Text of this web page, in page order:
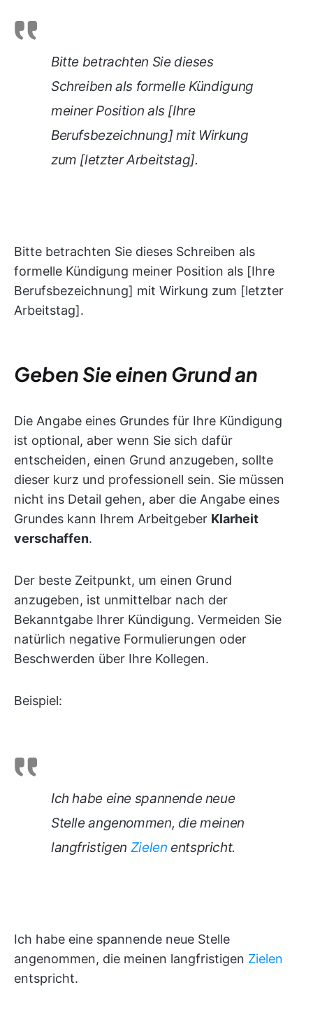
Bitte betrachten Sie dieses
Schreiben als formelle Kündigung
meiner Position als [Ihre
Berufsbezeichnung] mit Wirkung
zum [letzter Arbeitstag].
Bitte betrachten Sie dieses Schreiben als
formelle Kündigung meiner Position als [Ihre
Berufsbezeichnung] mit Wirkung zum [letzter
Arbeitstag].
Geben Sie einen Grund an
Die Angabe eines Grundes für Ihre Kündigung
ist optional, aber wenn Sie sich dafür
entscheiden, einen Grund anzugeben, sollte
dieser kurz und professionell sein. Sie müssen
nicht ins Detail gehen, aber die Angabe eines
Grundes kann Ihrem Arbeitgeber Klarheit
verschaffen.
Der beste Zeitpunkt, um einen Grund
anzugeben, ist unmittelbar nach der
Bekanntgabe Ihrer Kündigung. Vermeiden Sie
natürlich negative Formulierungen oder
Beschwerden über Ihre Kollegen.
Beispiel:
Ich habe eine spannende neue
Stelle angenommen, die meinen
langfristigen Zielen entspricht.
Ich habe eine spannende neue Stelle
angenommen, die meinen langfristigen Zielen
entspricht.